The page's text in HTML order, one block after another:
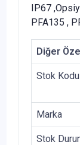
IP67
PFA135 ,
Diğer
Stok Kodu
Marka
Stok